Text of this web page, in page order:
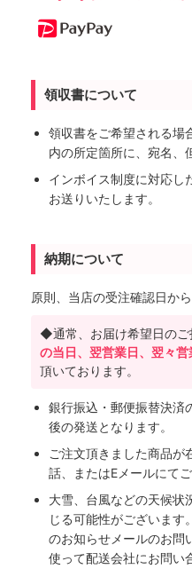
領収書について
領収書をご希望される場
内の所定箇所に、宛名、
インボイス制度に対応し
お送りいたします。
納期について
原則、当店の受注確認日か
◆通常、お届け希望日のご
の当日、翌営業日、翌々
頂いております。
銀行振込・郵便振替決済
後の発送となります。
ご注文頂きました商品が
話、またはEメールにてご
大雪、台風などの天候状
じる可能性がございます
のお知らせメールのお問
使って配送会社にお問い